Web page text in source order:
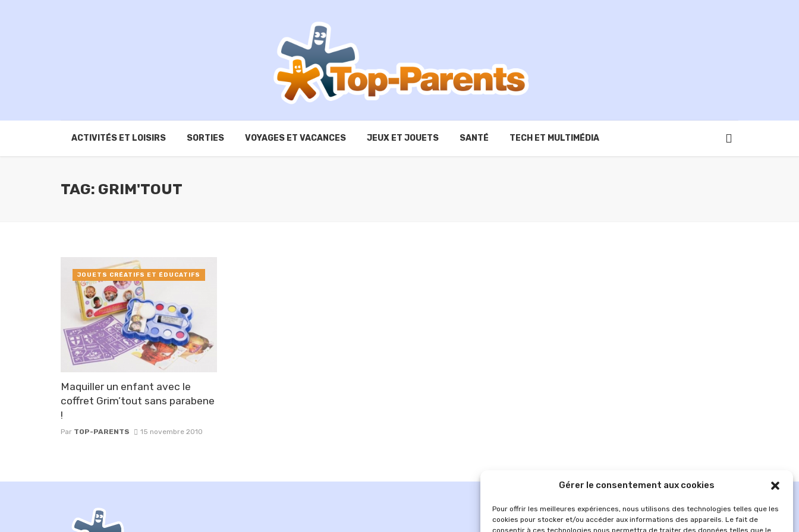
Gérer le consentement aux cookies
Pour offrir les meilleures expériences, nous utilisons des technologies telles que les
cookies pour stocker et/ou accéder aux informations des appareils. Le fait de
consentir à ces technologies nous permettra de traiter des données telles que le
ACTIVITÉS ET LOISIRS SORTIES VOYAGES ET VACANCES JEUX ET JOUETS SANTÉ TECH ET MULTIMÉDIA
TAG: GRIM'TOUT
Maquiller un enfant avec le
coffret Grim’tout sans parabene
!
Par TOP-PARENTS 15 novembre 2010
JOUETS CRÉATIFS ET ÉDUCATIFS